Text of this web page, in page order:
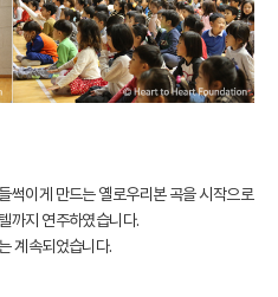
썩이게 만드는 옐로우리본 곡을 시작으로
까지 연주하였습니다.
계속되었습니다.